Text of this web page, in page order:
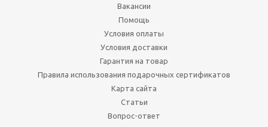
Вакансии
Помощь
Условия оплаты
Условия доставки
Гарантия на товар
Правила использования подарочных сертификатов
Карта сайта
Статьи
Вопрос-ответ